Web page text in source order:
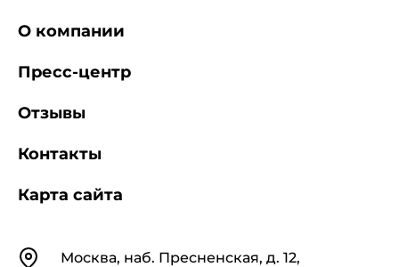
КонтактыМосква, наб. Пресненская, д. 12,
О компании
Пресс-центр
Отзывы
Контакты
Карта сайта